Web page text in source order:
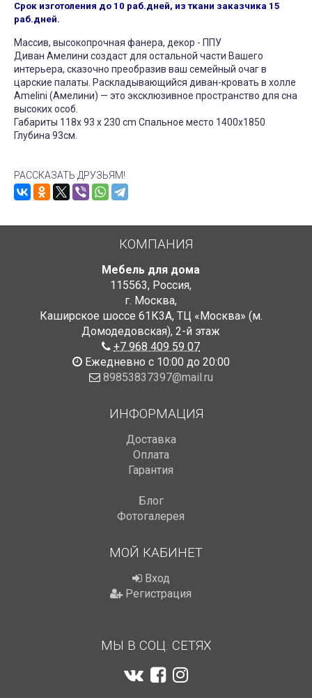
Срок изготоления до 10 раб.дней, из ткани заказчика 15
раб.дней.
Массив, высокопрочная фанера, декор - ППУ
Диван Амелини создаст для остальной части Вашего
интерьера, сказочно преобразив ваш семейный очаг в
царские палаты. Раскладывающийся диван-кровать в холле
Amelini (Амелини) — это эксклюзивное пространство для сна
высоких особ.
Габариты 118x 93 x 230 cm Спальное место 1400х1850
Глубина 93см.
РАССКАЗАТЬ ДРУЗЬЯМ!
КОМПАНИЯ
Мебель для дома
115563, Россия,
г. Москва,
Каширское шоссе 61К3А, ТЦ «Москва» (м.
Домодедовская), 2-й этаж
+7 968 409 59 07
Ежедневно с 10:00 до 20:00
89853837397@mail.ru
ИНФОРМАЦИЯ
Доставка
Оплата
Гарантия
Блог
Фотогалерея
МОЙ КАБИНЕТ
Вход
Регистрация
МЫ В СОЦ. СЕТЯХ